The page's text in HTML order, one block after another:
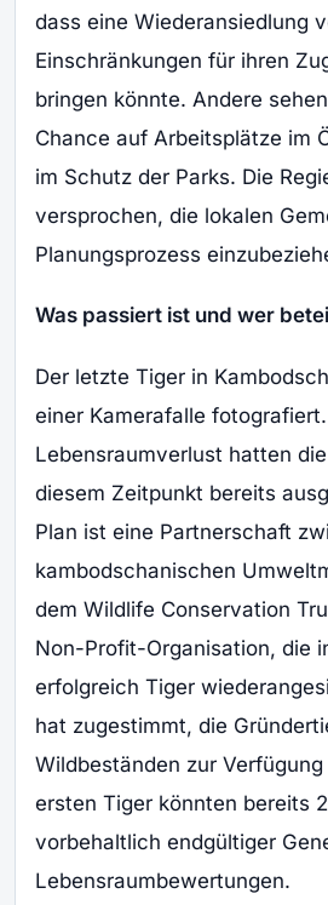
dass eine Wiederansiedlung
Einschränkungen für ihren
bringen könnte. Andere
Chance auf Arbeitsplätze im
im Schutz der Parks. Die
versprochen, die lokalen
Planungsprozess
Was passiert ist und wer
Der letzte Tiger in
einer Kamerafalle
Lebensraumverlust hatten
diesem Zeitpunkt bereits
Plan ist eine Partnerschaft
kambodschanischen
dem Wildlife Conservation
Non-Profit-Organisation, die
erfolgreich Tiger
hat zugestimmt, die
Wildbeständen zur
ersten Tiger könnten bereits
vorbehaltlich endgültiger
Lebensraumbewertungen.